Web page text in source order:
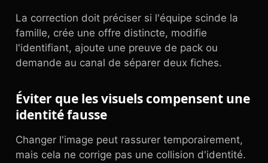
La correction doit préciser si l'équipe scinde la
famille, crée une offre distincte, modifie
l'identifiant, ajoute une preuve de pack ou
demande au canal de séparer deux fiches.
Éviter que les visuels compensent une
identité fausse
Changer l'image peut rassurer temporairement,
mais cela ne corrige pas une collision d'identité.